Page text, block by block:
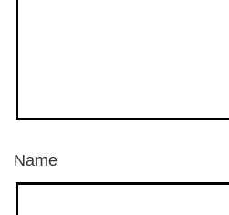
Name